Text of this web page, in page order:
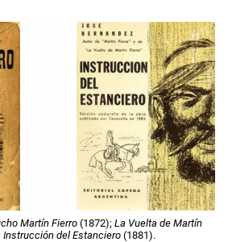
Martín Fierro(1872); La Vuelta de Martín
Instrucción del Estanciero (1881).